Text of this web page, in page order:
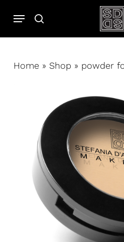
contenuto
cerca
Menu
Home » Shop » powder